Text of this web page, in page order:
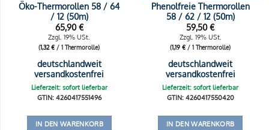
Öko-Thermorollen 58 / 64
/ 12 (50m)
65,90€
Zzgl. 19% USt.
(1,32€ / 1 Thermorolle)
deutschlandweit
versandkostenfrei
Lieferzeit: sofort lieferbar
GTIN: 4260417551496
IN DEN WARENKORB
Phenolfreie Thermorollen
58 / 62 / 12 (50m)
59,50€
Zzgl. 19% USt.
(1,19€ / 1 Thermorolle)
deutschlandweit
versandkostenfrei
Lieferzeit: sofort lieferbar
GTIN: 4260417550420
IN DEN WARENKORB